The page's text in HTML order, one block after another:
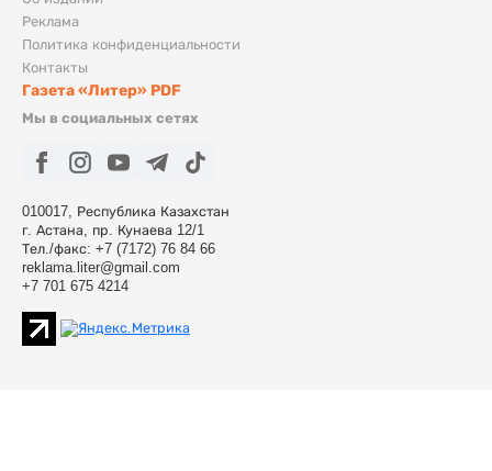
Реклама
Политика конфиденциальности
Контакты
Газета «Литер» PDF
Мы в социальных сетях
010017, Республика Казахстан
г. Астана, пр. Кунаева 12/1
Тел./факс: +7 (7172) 76 84 66
reklama.liter@gmail.com
+7 701 675 4214